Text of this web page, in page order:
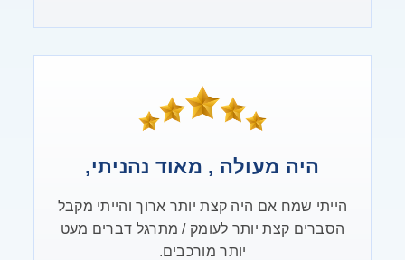
היה מעולה , מאוד נהניתי,
הייתי שמח אם היה קצת יותר ארוך והייתי מקבל
הסברים קצת יותר לעומק / מתרגל דברים מעט
יותר מורכבים.